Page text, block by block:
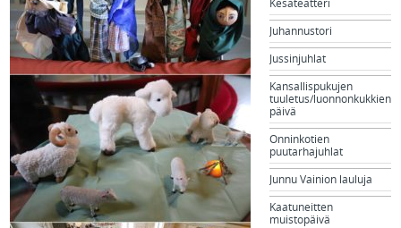
Kesäteatteri
Juhannustori
Jussinjuhlat
Kansallispukujen
tuuletus/luonnonkukkien
päivä
Onninkotien
puutarhajuhlat
Junnu Vainion lauluja
Kaatuneitten
muistopäivä